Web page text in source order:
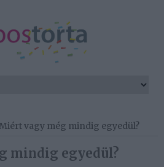
vagy még mindig egyedül?
mindig egyedül?